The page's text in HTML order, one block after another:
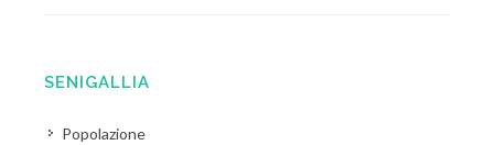
SENIGALLIA
Popolazione